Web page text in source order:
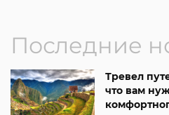
Последние
Тревел
что вам